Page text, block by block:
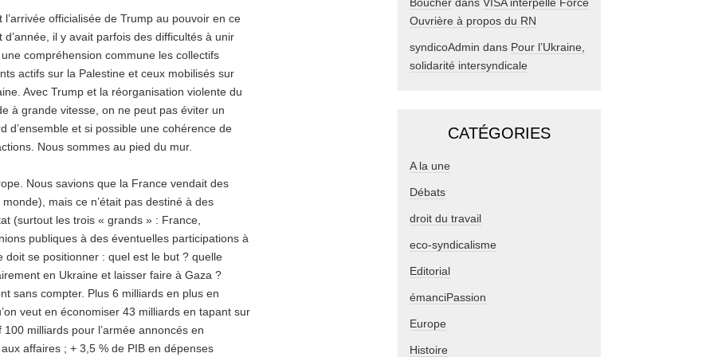
l’arrivée officialisée de Trump au pouvoir en ce
d’année, il y avait parfois des difficultés à unir
compréhension commune les collectifs
actifs sur la Palestine et ceux mobilisés sur
Avec Trump et la réorganisation violente du
à grande vitesse, on ne peut pas éviter un
d’ensemble et si possible une cohérence de
Nous sommes au pied du mur.
Nous savions que la France vendait des
mais ce n’était pas destiné à des
(surtout les trois « grands » : France,
publiques à des éventuelles participations à
se positionner : quel est le but ? quelle
en Ukraine et laisser faire à Gaza ?
sans compter. Plus 6 milliards en plus en
veut en économiser 43 milliards en tapant sur
milliards pour l’armée annoncés en
affaires ; + 3,5 % de PIB en dépenses
Ouvrière à propos du RN
syndicoAdmin dans Pour l’Ukraine,
solidarité intersyndicale
CATÉGORIES
A la une
Débats
droit du travail
eco-syndicalisme
Editorial
émanciPassion
Europe
Histoire